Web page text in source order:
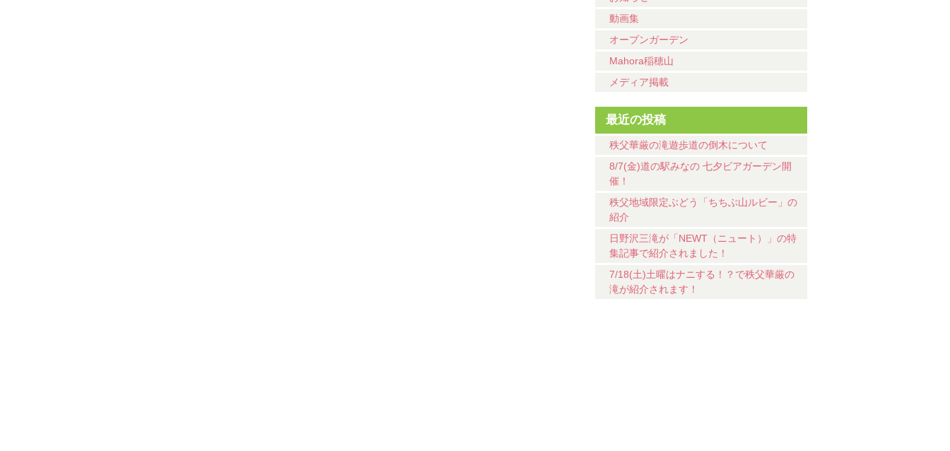
動画集
オープンガーデン
Mahora稲穂山
メディア掲載
最近の投稿
秩父華厳の滝遊歩道の倒木について
8/7(金)道の駅みなの 七夕ビアガーデン開
催！
秩父地域限定ぶどう「ちちぶ山ルビー」の
紹介
日野沢三滝が「NEWT（ニュート）」の特
集記事で紹介されました！
7/18(土)土曜はナニする！？で秩父華厳の
滝が紹介されます！